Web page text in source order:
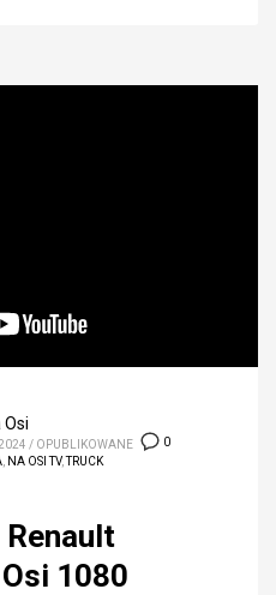
0
Osi
/ OPUBLIKOWANE
NA OSI TV,TRUCK
1080